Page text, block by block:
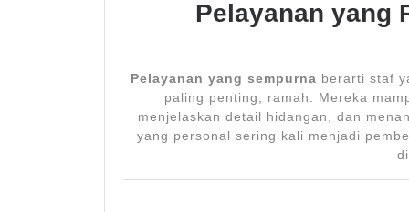
Pelayanan yang
Pelayanan yang sempurna berarti staf
paling penting, ramah. Mereka
menjelaskan detail hidangan, dan
yang personal sering kali menjadi